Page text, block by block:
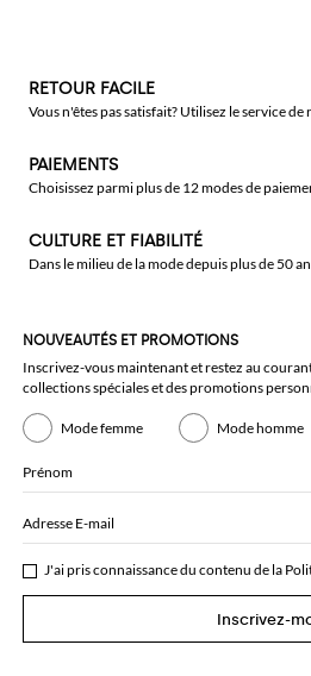
RETOUR FACILE
Vous n'êtes pas satisfait? Utilisez le service
PAIEMENTS
Choisissez parmi plus de 12 modes de
CULTURE ET FIABILITÉ
Dans le milieu de la mode depuis plus de 50
NOUVEAUTÉS ET PROMOTIONS
Inscrivez-vous maintenant et restez au
collections spéciales et des promotions
Mode femme Mode homme
Prénom
Adresse E-mail
J'ai pris connaissance du contenu de la
Inscrivez-